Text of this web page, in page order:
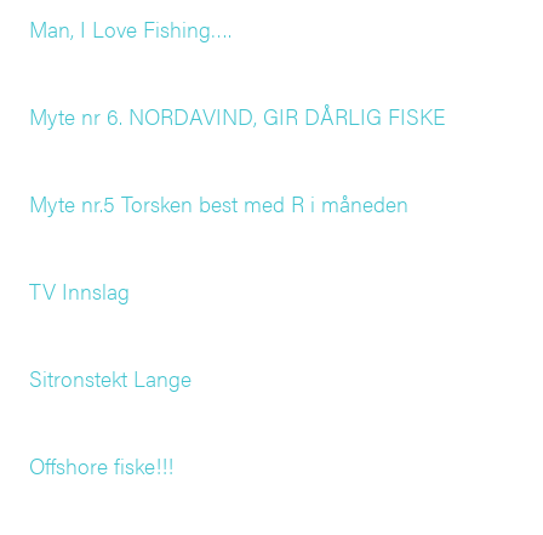
Man, I Love Fishing….
Myte nr 6. NORDAVIND, GIR DÅRLIG FISKE
Myte nr.5 Torsken best med R i måneden
TV Innslag
Sitronstekt Lange
Offshore fiske!!!